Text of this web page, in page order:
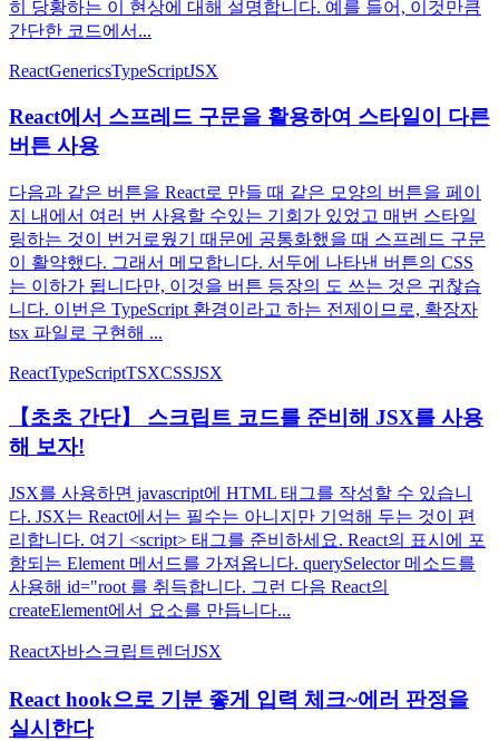
히 당황하는 이 현상에 대해 설명합니다. 예를 들어, 이것만큼
간단한 코드에서...
ReactGenericsTypeScriptJSX
React에서 스프레드 구문을 활용하여 스타일이 다른
버튼 사용
다음과 같은 버튼을 React로 만들 때 같은 모양의 버튼을 페이
지 내에서 여러 번 사용할 수있는 기회가 있었고 매번 스타일
링하는 것이 번거로웠기 때문에 공통화했을 때 스프레드 구문
이 활약했다. 그래서 메모합니다. 서두에 나타낸 버튼의 CSS
는 이하가 됩니다만, 이것을 버튼 등장의 도 쓰는 것은 귀찮습
니다. 이번은 TypeScript 환경이라고 하는 전제이므로, 확장자
tsx 파일로 구현해 ...
ReactTypeScriptTSXCSSJSX
【초초 간단】 스크립트 코드를 준비해 JSX를 사용
해 보자!
JSX를 사용하면 javascript에 HTML 태그를 작성할 수 있습니
다. JSX는 React에서는 필수는 아니지만 기억해 두는 것이 편
리합니다. 여기 <script> 태그를 준비하세요. React의 표시에 포
함되는 Element 메서드를 가져옵니다. querySelector 메소드를
사용해 id="root 를 취득합니다. 그런 다음 React의
createElement에서 요소를 만듭니다...
React자바스크립트렌더JSX
React hook으로 기분 좋게 입력 체크~에러 판정을
실시한다